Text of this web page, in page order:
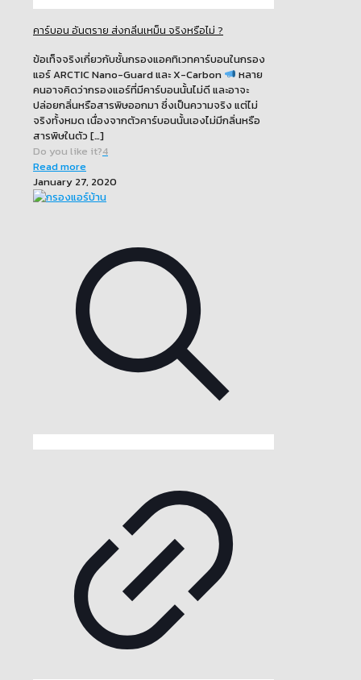
คาร์บอน อันตราย ส่งกลิ่นเหม็น จริงหรือไม่ ?
ข้อเท็จจริงเกี่ยวกับชั้นกรองแอคทิเวทคาร์บอนในกรอง
แอร์ ARCTIC Nano-Guard และ X-Carbon
หลาย
คนอาจคิดว่ากรองแอร์ที่มีคาร์บอนนั้นไม่ดี และอาจะ
ปล่อยกลิ่นหรือสารพิษออกมา ซึ่งเป็นความจริง แต่ไม่
จริงทั้งหมด เนื่องจากตัวคาร์บอนนั้นเองไม่มีกลิ่นหรือ
สารพิษในตัว […]
Do you like it?4
Read more
January 27, 2020